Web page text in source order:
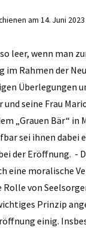
am 14. Juni 2023
leer, wenn man
im Rahmen der
Überlegungen
seine Frau
„Grauen Bär“
sei ihnen dabei
der Eröffnung. -
eine moralische
von
Prinzip
einig.